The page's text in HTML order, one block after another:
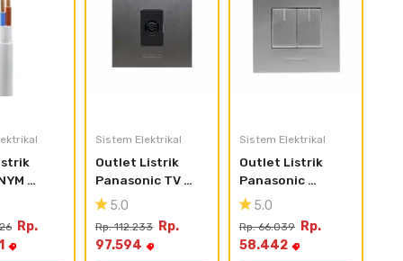
Rp.
Sistem Elektrikal
Outlet Listrik
Panasonic TV
Style E
+ WEJ2501H
5.0
Rp. 112.233
Rp.
97.594
Sistem Elektrikal
Outlet Listrik
Panasonic
Saklar Double
WESJ78029MWS
+ WESJ5931MWS
5.0
Rp. 66.039
Rp.
58.442